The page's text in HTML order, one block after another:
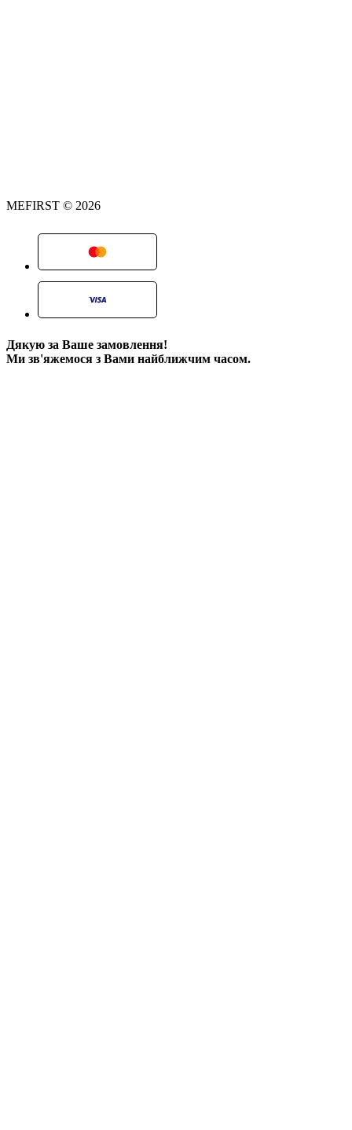
MEFIRST © 2026
Дякую за Ваше замовлення!
Ми зв'яжемося з Вами найближчим часом.